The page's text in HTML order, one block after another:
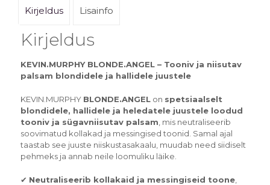
Kirjeldus Lisainfo
Kirjeldus
KEVIN.MURPHY BLONDE.ANGEL – Tooniv ja niisutav
palsam blondidele ja hallidele juustele
KEVIN.MURPHY BLONDE.ANGELon spetsiaalselt
blondidele, hallidele ja heledatele juustele loodud
tooniv ja sügavniisutav palsam, mis neutraliseerib
soovimatud kollakad ja messingised toonid. Samal ajal
taastab see juuste niiskustasakaalu, muudab need siidiselt
pehmeks ja annab neile loomuliku läike.
✔ Neutraliseerib kollakaid ja messingiseid toone,